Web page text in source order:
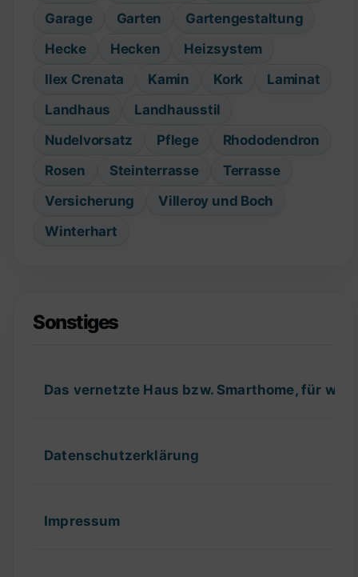
Garage
Garten
Gartengestaltung
Hecke
Hecken
Heizsystem
Ilex Crenata
Kamin Kork
Laminat
Landhaus
Landhausstil
Nudelvorsatz
Pflege
Rhododendron
Rosen
Steinterrasse
Terrasse
Versicherung
Villeroy und Boch
Winterhart
Sonstiges
Das vernetzte Haus bzw. Smarthome, für
Datenschutzerklärung
Impressum